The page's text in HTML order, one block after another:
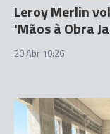
Leroy Merlin
'Mãos à Obra
20 Abr 10:26